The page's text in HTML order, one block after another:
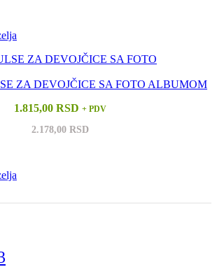
ZA DEVOJČICE SA FOTO ALBUMOM
1.815,00 RSD + PDV
2.178,00 RSD